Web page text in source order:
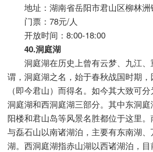
地址：湖南省岳阳市君山区柳林洲
门票：78元/人
开放时间：8:00-18:00
40.洞庭湖
洞庭湖在历史上曾有云梦、九江、
谓，洞庭湖之名，始于春秋战国时期
（即今君山）而得名。如今其大致可
洞庭湖和西洞庭湖三部分。其中东洞
阳楼和君山岛等风景名胜都位于这里
与磊石山以南诸湖泊，主要有东南湖
湖。西洞庭湖指赤山湖以西诸湖泊，